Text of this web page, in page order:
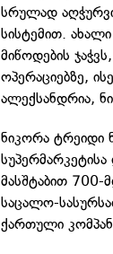
სრულად
სისტემით.
მიწოდების
ოპერაციებზე,
ალექსანდრია,
ნიკორა ტრეიდი
მასშტაბით 700-
საცალო-
ქართული